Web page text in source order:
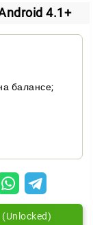
4.1+
балансе;